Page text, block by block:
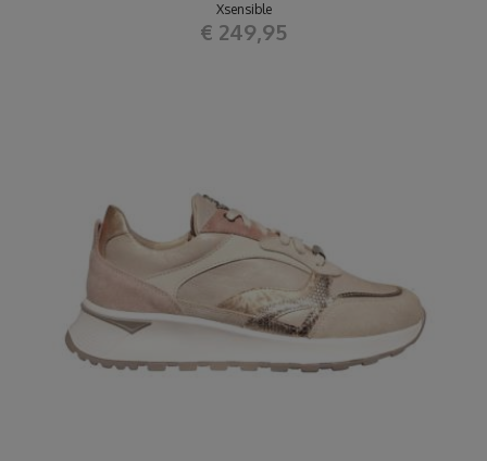
Xsensible
€ 249,95